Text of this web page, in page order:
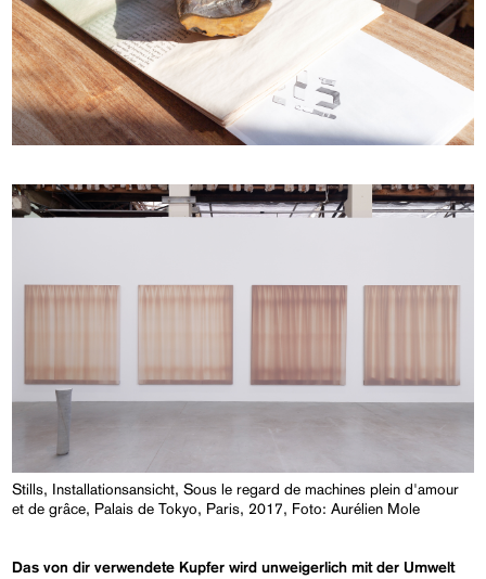
Stills, Installationsansicht, Sous le regard de machines plein d'amour
et de grâce, Palais de Tokyo, Paris, 2017, Foto: Aurélien Mole
Das von dir verwendete Kupfer wird unweigerlich mit der Umwelt